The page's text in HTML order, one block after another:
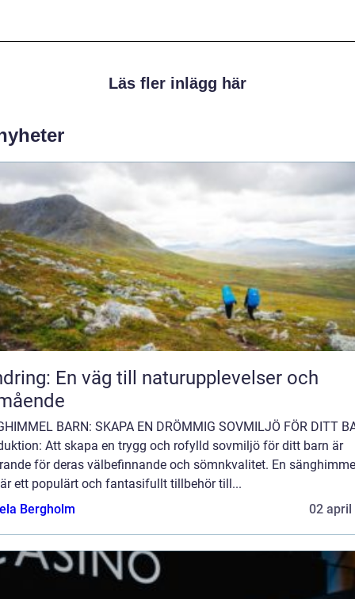
Läs fler inlägg här
En väg till naturupplevelser och
BARN: SKAPA EN DRÖMMIG SOVMILJÖ FÖR DITT
Att skapa en trygg och rofylld sovmiljö för ditt barn är
för deras välbefinnande och sömnkvalitet. En
ett populärt och fantasifullt tillbehör till...
Bergholm
02 april